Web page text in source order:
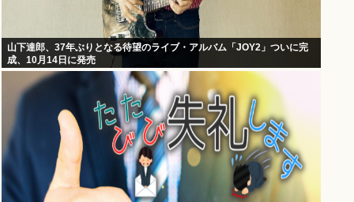
山下達郎、37年ぶりとなる待望のライブ・アルバム「JOY2」ついに完
成、10月14日に発売